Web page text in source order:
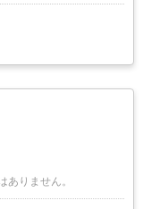
りません。